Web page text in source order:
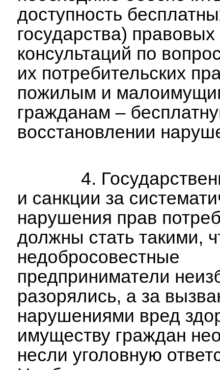
доступность
государства) правовых
консультаций по
их потребительских
пожилым и
гражданам –
восстановлении
4.
и санкции за
нарушения прав
должны стать такими,
недобросовестные
предприниматели
разорялись, а за
нарушениями вред
имуществу граждан
несли уголовную